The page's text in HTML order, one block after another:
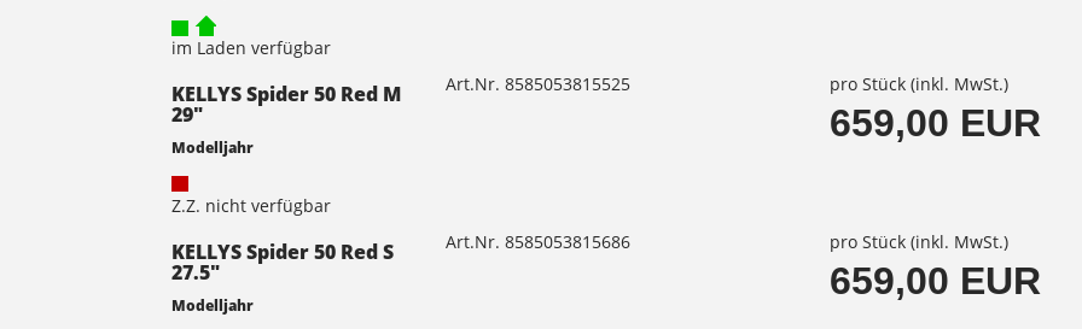
im Laden verfügbar
KELLYS Spider 50 Red M
29"
Modelljahr
Z.Z. nicht verfügbar
Art.Nr. 8585053815525 pro Stück (inkl. MwSt.)
659,00 EUR
KELLYS Spider 50 Red S
27.5"
Modelljahr
Art.Nr. 8585053815686 pro Stück (inkl. MwSt.)
659,00 EUR